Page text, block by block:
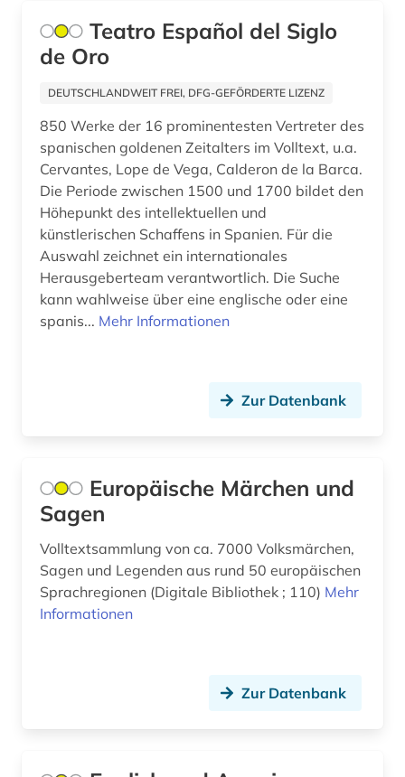
thesaurus (1)
usa (14)
volltext (1)
weltliteratur (3)
wilhelm (1)
zeichnen (1)
österreich (1)
Teatro Español del Siglo
de Oro
DEUTSCHLANDWEIT FREI, DFG-GEFÖRDERTE LIZENZ
850 Werke der 16 prominentesten Vertreter des
spanischen goldenen Zeitalters im Volltext, u.a.
Cervantes, Lope de Vega, Calderon de la Barca.
Die Periode zwischen 1500 und 1700 bildet den
Höhepunkt des intellektuellen und
künstlerischen Schaffens in Spanien. Für die
Auswahl zeichnet ein internationales
Herausgeberteam verantwortlich. Die Suche
kann wahlweise über eine englische oder eine
spanis... Mehr Informationen
Zur Datenbank
Europäische Märchen und
Sagen
Volltextsammlung von ca. 7000 Volksmärchen,
Sagen und Legenden aus rund 50 europäischen
Sprachregionen (Digitale Bibliothek ; 110) Mehr
Informationen
Zur Datenbank